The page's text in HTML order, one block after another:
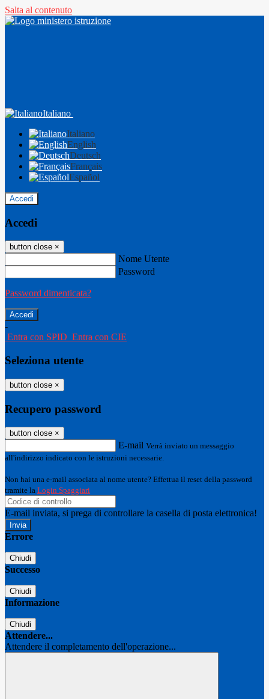
Salta al contenuto
Italiano
Italiano
English
Deutsch
Français
Español
Accedi
Accedi
button close ×
Nome Utente
Password
Password dimenticata?
-
Entra con SPID Entra con CIE
Seleziona utente
button close ×
Recupero password
button close ×
E-mail Verrà inviato un messaggio
all'indirizzo indicato con le istruzioni necessarie.
Non hai una e-mail associata al nome utente? Effettua il reset della password
tramite la Login Spaggiari
E-mail inviata, si prega di controllare la casella di posta elettronica!
Errore
Chiudi
Successo
Chiudi
Informazione
Chiudi
Attendere...
Attendere il completamento dell'operazione...